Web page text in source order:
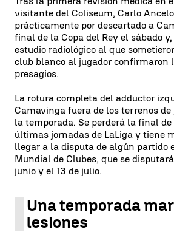
visitante del Coliseum, Carlo
prácticamente por descartado a
final de la Copa del Rey el sábado
estudio radiológico al que
club blanco al jugador confirmaron
presagios.
La rotura completa del adductor
Camavinga fuera de los terrenos
la temporada. Se perderá la final de
últimas jornadas de LaLiga y tiene
llegar a la disputa de algún partido
Mundial de Clubes, que se
junio y el 13 de julio.
Una temporada
lesiones